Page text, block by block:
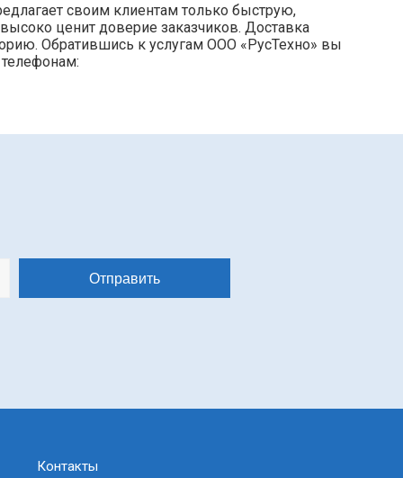
своим клиентам только быструю,
ценит доверие заказчиков. Доставка
Обратившись к услугам ООО «РусТехно» вы
Контакты